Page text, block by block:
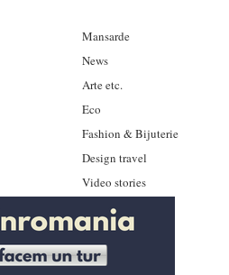
Mansarde
News
Arte etc.
Eco
Fashion & Bijuterie
Design travel
Video stories